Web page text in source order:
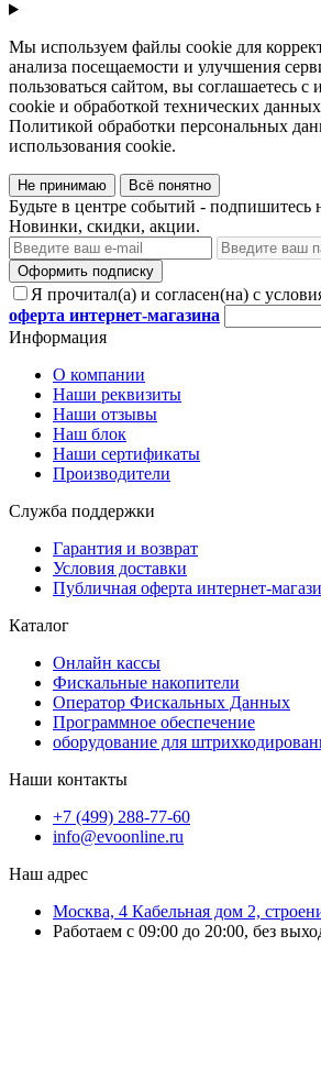
Мы используем файлы cookie для
анализа посещаемости и улучшения
пользоваться сайтом, вы соглашаетесь с
cookie и обработкой технических
Политикой обработки персональных
использования cookie.
Не принимаю Всё понятно
Будьте в центре событий - подпишитесь
Новинки, скидки, акции.
Оформить подписку
Я прочитал(а) и согласен(на) с
оферта интернет-магазина
Информация
О компании
Наши реквизиты
Наши отзывы
Наш блок
Наши сертификаты
Производители
Служба поддержки
Гарантия и возврат
Условия доставки
Публичная оферта интернет-
Каталог
Онлайн кассы
Фискальные накопители
Оператор Фискальных Данных
Программное обеспечение
оборудование для
Наши контакты
+7 (499) 288-77-60
info@evoonline.ru
Наш адрес
Москва, 4 Кабельная дом 2,
Работаем с 09:00 до 20:00, без